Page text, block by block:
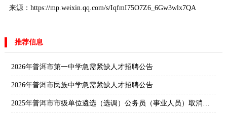
来源：https://mp.weixin.qq.com/s/IqfmI75O7Z6_6Gw3wlx7QA
推荐信息
2026年普洱市第一中学急需紧缺人才招聘公告
2026年普洱市民族中学急需紧缺人才招聘公告
2025年普洱市市级单位遴选（选调）公务员（事业人员）取消职位公告